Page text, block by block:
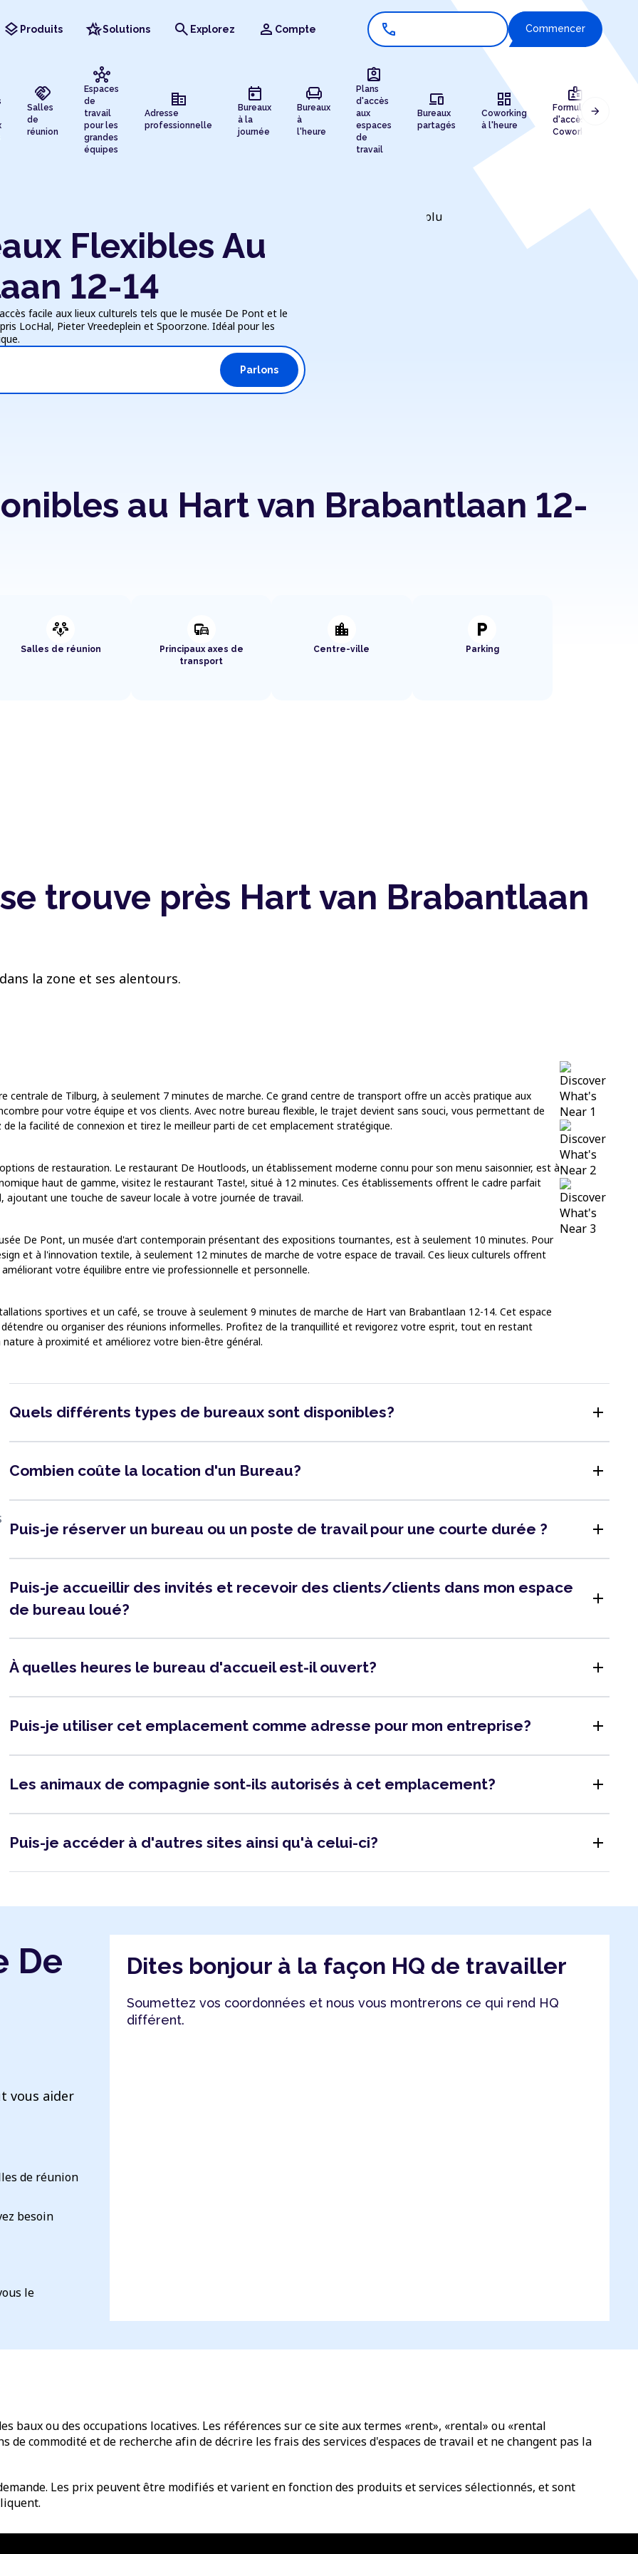
layers Produits hotel_classSolutions search Explorez person Compte call Commencer
handshake
Salles
de
réunion
hub
Espaces
de
travail
pour les
grandes
équipes
corporate_fare
Adresse
professionnelle
today
Bureaux
à la
journée
chair
Bureaux
à
l'heure
assignment_ind
Plans
d'accès
aux
espaces
de
travail
devices
Bureaux
partagés
dashboard
Coworking
à l'heure
badge
Formules
d'accès au
Coworking
arrow_forward
Flexibles Au
12-14
facile aux lieux culturels tels que le musée De Pont et le
LocHal, Pieter Vreedeplein et Spoorzone. Idéal pour les
Parlons
au Hart van Brabantlaan 12-
adaptive_audio_mic
Salles de réunion
commute
Principaux axes de
transport
location_city
Centre-ville
local_parking
Parking
trouve près Hart van Brabantlaan
la zone et ses alentours.
centrale de Tilburg, à seulement 7 minutes de marche. Ce grand centre de transport offre un accès pratique aux
pour votre équipe et vos clients. Avec notre bureau flexible, le trajet devient sans souci, vous permettant de
la facilité de connexion et tirez le meilleur parti de cet emplacement stratégique.
de restauration. Le restaurant De Houtloods, un établissement moderne connu pour son menu saisonnier, est à
haut de gamme, visitez le restaurant Taste!, situé à 12 minutes. Ces établissements offrent le cadre parfait
une touche de saveur locale à votre journée de travail.
De Pont, un musée d'art contemporain présentant des expositions tournantes, est à seulement 10 minutes. Pour
et à l'innovation textile, à seulement 12 minutes de marche de votre espace de travail. Ces lieux culturels offrent
votre équilibre entre vie professionnelle et personnelle.
sportives et un café, se trouve à seulement 9 minutes de marche de Hart van Brabantlaan 12-14. Cet espace
ou organiser des réunions informelles. Profitez de la tranquillité et revigorez votre esprit, tout en restant
à proximité et améliorez votre bien-être général.
Quels différents types de bureaux sont disponibles? add
Combien coûte la location d'un Bureau? add
Puis-je réserver un bureau ou un poste de travail pour une courte durée ? add
Puis-je accueillir des invités et recevoir des clients/clients dans mon espace
de bureau loué?
add
À quelles heures le bureau d'accueil est-il ouvert? add
Puis-je utiliser cet emplacement comme adresse pour mon entreprise? add
Les animaux de compagnie sont-ils autorisés à cet emplacement? add
Puis-je accéder à d'autres sites ainsi qu'à celui-ci? add
De
vous aider
de réunion
besoin
le
Dites bonjour à la façon HQ de travailler
Soumettez vos coordonnées et nous vous montrerons ce qui rend HQ
différent.
baux ou des occupations locatives. Les références sur ce site aux termes «rent», «rental» ou «rental
commodité et de recherche afin de décrire les frais des services d'espaces de travail et ne changent pas la
Les prix peuvent être modifiés et varient en fonction des produits et services sélectionnés, et sont